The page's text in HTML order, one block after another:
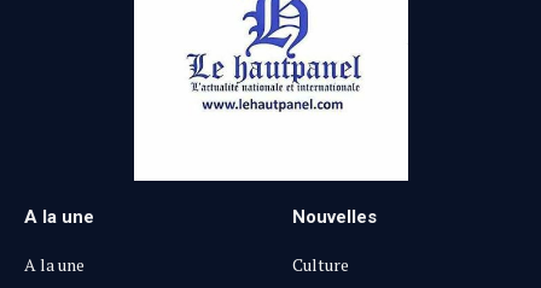
A la une
A la une
Nouvelles
Culture